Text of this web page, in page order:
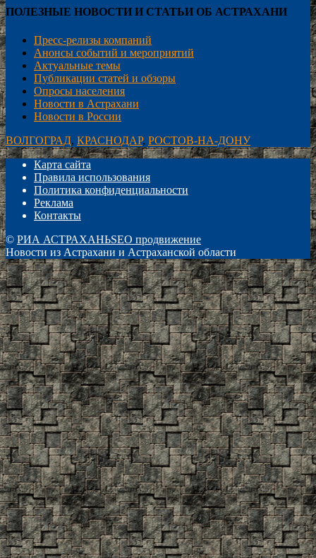
ПОЛЕЗНЫЕ НОВОСТИ И СТАТЬИ ОБ АСТРАХАНИ
Пресс-релизы компаний
Анонсы событий и мероприятий
Актуальные темы
Публикации статей и обзоры
Опросы населения
Новости в Астрахани
Новости в России
ВОЛГОГРАД, КРАСНОДАР, РОСТОВ-НА-ДОНУ
Карта сайта
Правила использования
Политика конфиденциальности
Реклама
Контакты
© РИА АСТРАХАНЬSEO продвижение
Новости из Астрахани и Астраханской области